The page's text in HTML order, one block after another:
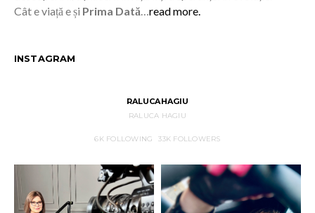
Cât e viață e și Prima Dată…read more.
INSTAGRAM
RALUCAHAGIU
RALUCA HAGIU
6KFOLLOWING 33K FOLLOWERS